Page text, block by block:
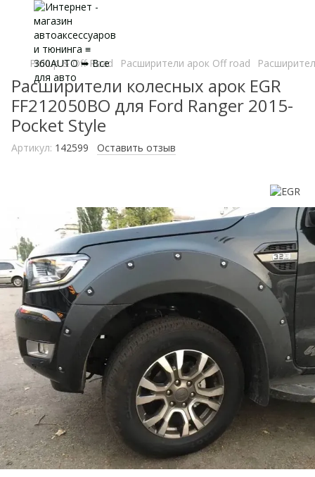
Pickup & Off Road Расширители арок Off road
Расширители колесных арок EGR
FF212050BO для Ford Ranger 2015-
Pocket Style
Артикул: 142599 Оставить отзыв